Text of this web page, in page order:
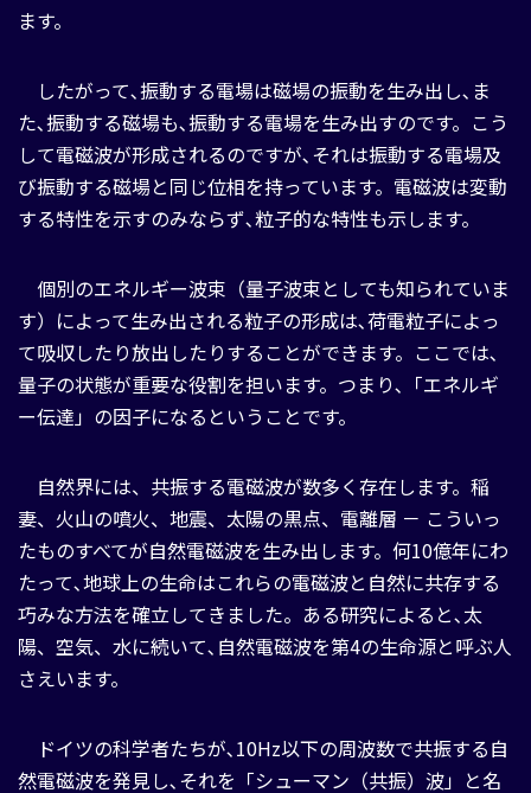
ます。
したがって､振動する電場は磁場の振動を生み出し､ま
た､振動する磁場も､振動する電場を生み出すのです。こう
して電磁波が形成されるのですが､それは振動する電場及
び振動する磁場と同じ位相を持っています。電磁波は変動
する特性を示すのみならず､粒子的な特性も示します。
個別のエネルギー波束（量子波束としても知られていま
す）によって生み出される粒子の形成は､荷電粒子によっ
て吸収したり放出したりすることができます。ここでは､
量子の状態が重要な役割を担います。つまり､「エネルギ
ー伝達」の因子になるということです。
自然界には、共振する電磁波が数多く存在します。稲
妻、火山の噴火、地震、太陽の黒点、電離層 － こういっ
たものすべてが自然電磁波を生み出します。何10億年にわ
たって､地球上の生命はこれらの電磁波と自然に共存する
巧みな方法を確立してきました。ある研究によると､太
陽、空気、水に続いて､自然電磁波を第4の生命源と呼ぶ人
さえいます。
ドイツの科学者たちが､10Hz以下の周波数で共振する自
然電磁波を発見し､それを「シューマン（共振）波」と名